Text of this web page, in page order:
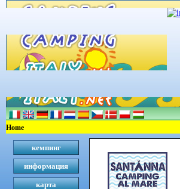
Home
кемпинг
информация
карта